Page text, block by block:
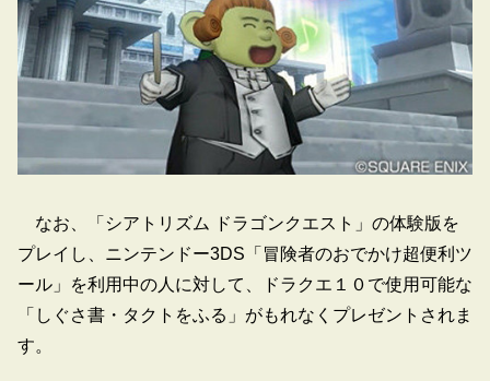
なお、「シアトリズム ドラゴンクエスト」の体験版を
プレイし、ニンテンドー3DS「冒険者のおでかけ超便利ツ
ール」を利用中の人に対して、ドラクエ１０で使用可能な
「しぐさ書・タクトをふる」がもれなくプレゼントされま
す。